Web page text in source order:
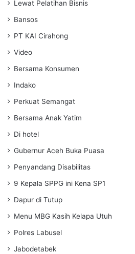
Lewat Pelatihan Bisnis
Bansos
PT KAI Cirahong
Video
Bersama Konsumen
Indako
Perkuat Semangat
Bersama Anak Yatim
Di hotel
Gubernur Aceh Buka Puasa
Penyandang Disabilitas
9 Kepala SPPG ini Kena SP1
Dapur di Tutup
Menu MBG Kasih Kelapa Utuh
Polres Labusel
Jabodetabek